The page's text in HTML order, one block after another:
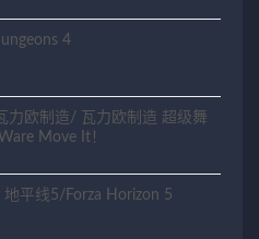
4
力欧制造/ 瓦力欧制造 超级舞
Move It！
地平线5/Forza Horizon 5